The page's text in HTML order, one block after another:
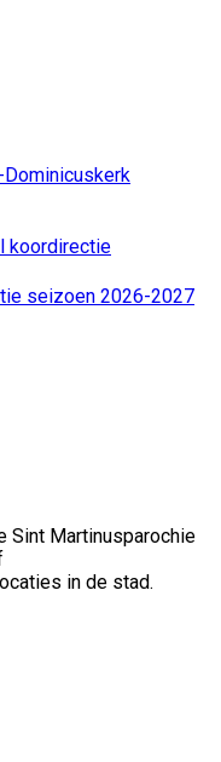
seizoen 2026-2027
Sint Martinusparochie
in de stad.